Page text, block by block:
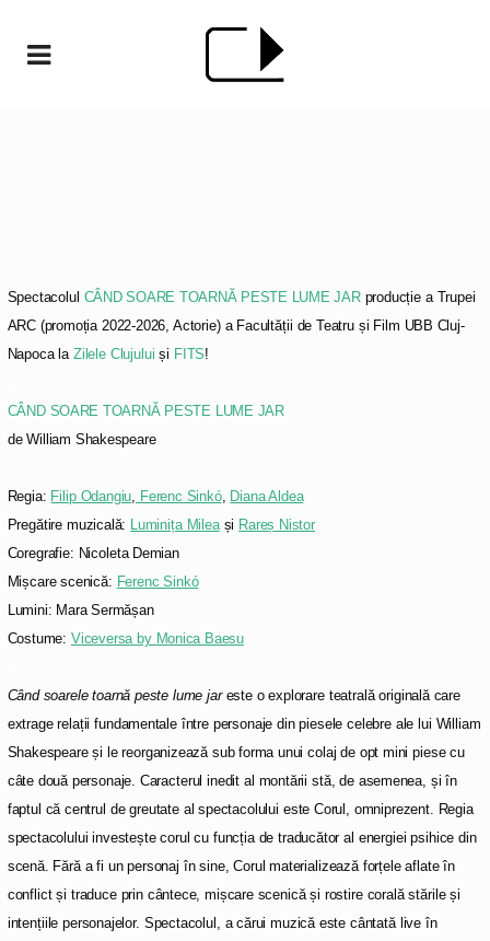
Spectacolul CÂND SOARE TOARNĂ PESTE LUME JAR producție a Trupei
ARC (promoția 2022-2026, Actorie) a Facultății de Teatru și Film UBB Cluj-
Napoca la Zilele Clujului și FITS!
CÂND SOARE TOARNĂ PESTE LUME JAR
de William Shakespeare
Regia: Filip Odangiu, Ferenc Sinkó, Diana Aldea
Pregătire muzicală: Luminița Mileași Rareș Nistor
Coregrafie: Nicoleta Demian
Mișcare scenică: Ferenc Sinkó
Lumini: Mara Sermășan
Costume: Viceversa by Monica Baesu
Când soarele toarnă peste lume jareste o explorare teatrală originală care
extrage relații fundamentale între personaje din piesele celebre ale lui William
Shakespeare și le reorganizează sub forma unui colaj de opt mini piese cu
câte două personaje. Caracterul inedit al montării stă, de asemenea, și în
faptul că centrul de greutate al spectacolului este Corul, omniprezent. Regia
spectacolului investește corul cu funcția de traducător al energiei psihice din
scenă. Fără a fi un personaj în sine, Corul materializează forțele aflate în
conflict și traduce prin cântece, mișcare scenică și rostire corală stările și
intențiile personajelor. Spectacolul, a cărui muzică este cântată live în